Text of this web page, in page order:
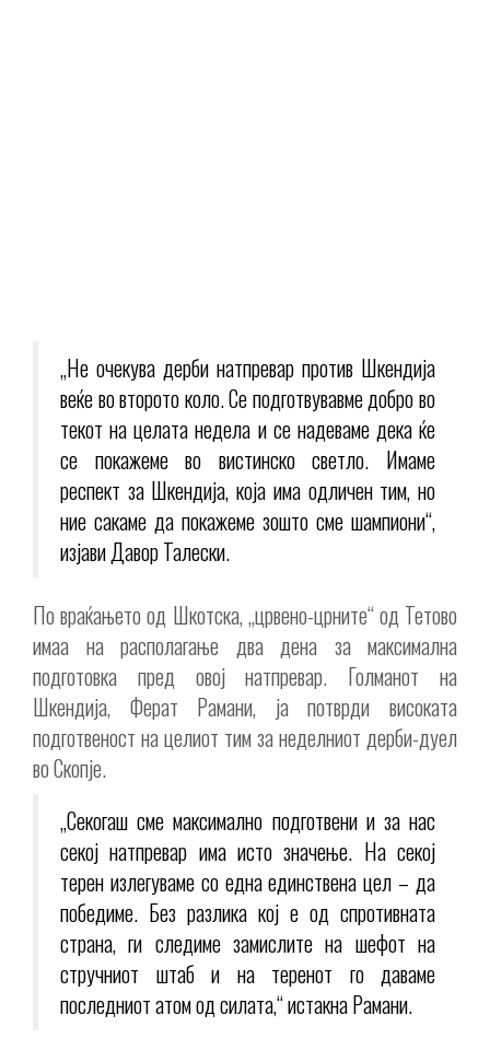
„Нe очекува дерби натпревар против Шкендија
веќе во второто коло. Се подготвувавме добро во
текот на целата недела и се надеваме дека ќе
се покажеме во вистинско светло. Имаме
респект за Шкендија, која има одличен тим, но
ние сакаме да покажеме зошто сме шампиони“,
изјави Давор Талески.
По враќањето од Шкотска, „црвено-црните“ од Тетово
имаа на располагање два дена за максимална
подготовка пред овој натпревар. Голманот на
Шкендија, Ферат Рамани, ја потврди високата
подготвеност на целиот тим за неделниот дерби-дуел
во Скопје.
„Секогаш сме максимално подготвени и за нас
секој натпревар има исто значење. На секој
терен излегуваме со една единствена цел – да
победиме. Без разлика кој е од спротивната
страна, ги следиме замислите на шефот на
стручниот штаб и на теренот го даваме
последниот атом од силата,“ истакна Рамани.